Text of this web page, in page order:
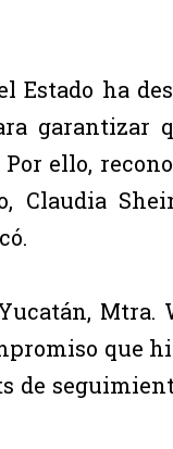
Estado ha
garantizar
ello,
Claudia
Mtra.
que
de